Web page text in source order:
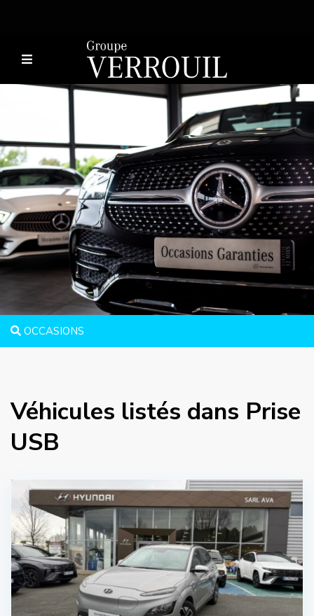
OCCASIONS
Véhicules listés dans Prise
USB